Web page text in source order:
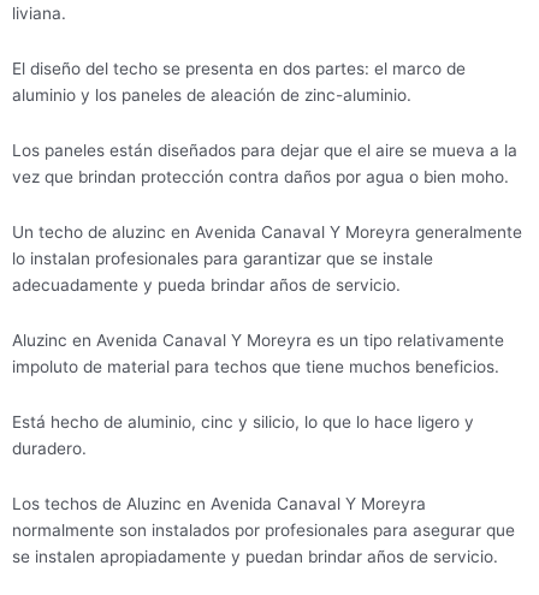
liviana.
El diseño del techo se presenta en dos partes: el marco de
aluminio y los paneles de aleación de zinc-aluminio.
Los paneles están diseñados para dejar que el aire se mueva a la
vez que brindan protección contra daños por agua o bien moho.
Un techo de aluzinc en Avenida Canaval Y Moreyra generalmente
lo instalan profesionales para garantizar que se instale
adecuadamente y pueda brindar años de servicio.
Aluzinc en Avenida Canaval Y Moreyra es un tipo relativamente
impoluto de material para techos que tiene muchos beneficios.
Está hecho de aluminio, cinc y silicio, lo que lo hace ligero y
duradero.
Los techos de Aluzinc en Avenida Canaval Y Moreyra
normalmente son instalados por profesionales para asegurar que
se instalen apropiadamente y puedan brindar años de servicio.